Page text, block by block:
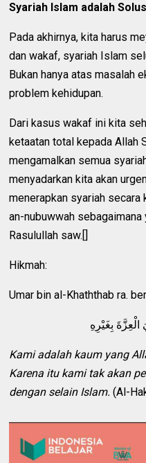
Syariah Islam adalah
Pada akhirnya, kita harus
dan wakaf, syariah Islam
Bukan hanya atas masalah
problem kehidupan.
Dari kasus wakaf ini kita
ketaatan total kepada Allah
mengamalkan semua
menyadarkan kita akan
menerapkan syariah secara
an-nubuwwah
Rasulullah saw.[]
Hikmah:
Umar bin al-Khaththab ra.
الْعِزَّةَ بِغَيْرِهِ
Kami adalah kaum yang
Karena itu kami tak akan
dengan selain Islam. (Al-